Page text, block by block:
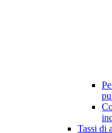
Tassi di